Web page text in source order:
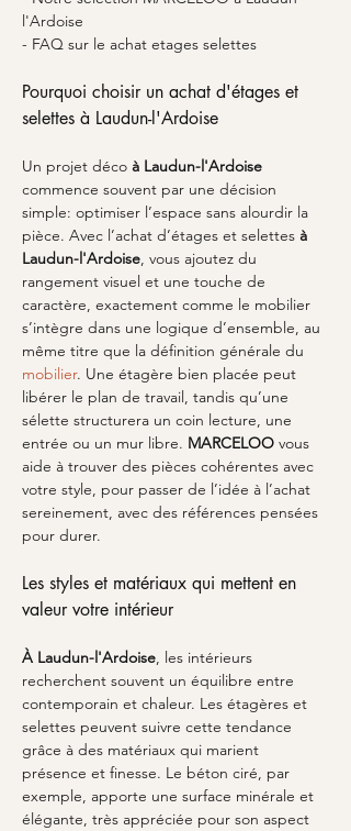
l'Ardoise
- FAQ sur le achat etages selettes
Pourquoi choisir un achat d'étages et
selettes à Laudun-l'Ardoise
Un projet déco à Laudun-l'Ardoise
commence souvent par une décision
simple: optimiser l’espace sans alourdir la
pièce. Avec l’achat d’étages et selettes à
Laudun-l'Ardoise, vous ajoutez du
rangement visuel et une touche de
caractère, exactement comme le mobilier
s’intègre dans une logique d’ensemble, au
même titre que la définition générale du
mobilier. Une étagère bien placée peut
libérer le plan de travail, tandis qu’une
sélette structurera un coin lecture, une
entrée ou un mur libre. MARCELOO vous
aide à trouver des pièces cohérentes avec
votre style, pour passer de l’idée à l’achat
sereinement, avec des références pensées
pour durer.
Les styles et matériaux qui mettent en
valeur votre intérieur
À Laudun-l'Ardoise, les intérieurs
recherchent souvent un équilibre entre
contemporain et chaleur. Les étagères et
selettes peuvent suivre cette tendance
grâce à des matériaux qui marient
présence et finesse. Le béton ciré, par
exemple, apporte une surface minérale et
élégante, très appréciée pour son aspect